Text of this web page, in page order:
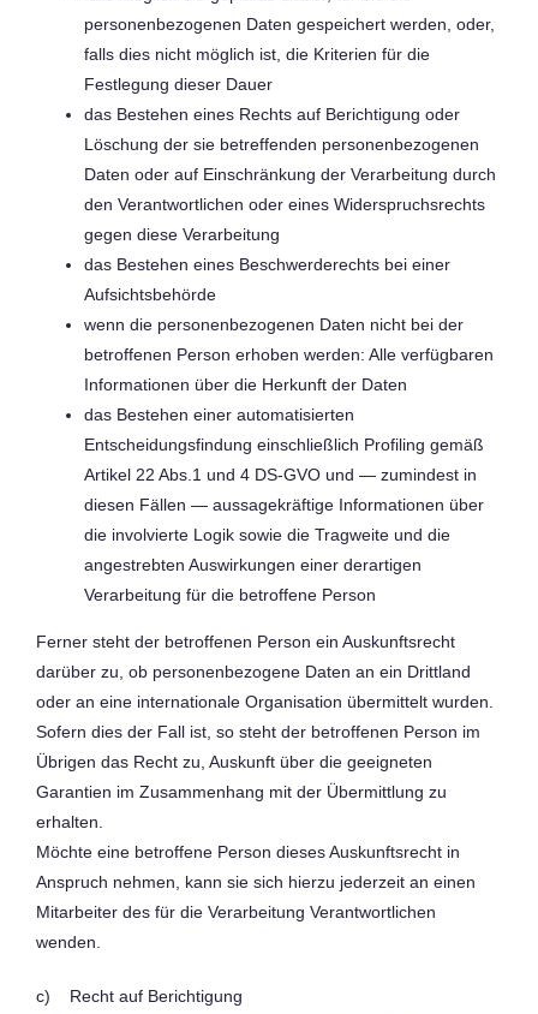
personenbezogenen Daten gespeichert werden, oder,
falls dies nicht möglich ist, die Kriterien für die
Festlegung dieser Dauer
das Bestehen eines Rechts auf Berichtigung oder
Löschung der sie betreffenden personenbezogenen
Daten oder auf Einschränkung der Verarbeitung durch
den Verantwortlichen oder eines Widerspruchsrechts
gegen diese Verarbeitung
das Bestehen eines Beschwerderechts bei einer
Aufsichtsbehörde
wenn die personenbezogenen Daten nicht bei der
betroffenen Person erhoben werden: Alle verfügbaren
Informationen über die Herkunft der Daten
das Bestehen einer automatisierten
Entscheidungsfindung einschließlich Profiling gemäß
Artikel 22 Abs.1 und 4 DS-GVO und — zumindest in
diesen Fällen — aussagekräftige Informationen über
die involvierte Logik sowie die Tragweite und die
angestrebten Auswirkungen einer derartigen
Verarbeitung für die betroffene Person
Ferner steht der betroffenen Person ein Auskunftsrecht
darüber zu, ob personenbezogene Daten an ein Drittland
oder an eine internationale Organisation übermittelt wurden.
Sofern dies der Fall ist, so steht der betroffenen Person im
Übrigen das Recht zu, Auskunft über die geeigneten
Garantien im Zusammenhang mit der Übermittlung zu
erhalten.
Möchte eine betroffene Person dieses Auskunftsrecht in
Anspruch nehmen, kann sie sich hierzu jederzeit an einen
Mitarbeiter des für die Verarbeitung Verantwortlichen
wenden.
c) Recht auf Berichtigung